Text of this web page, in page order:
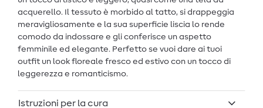
acquerello. Il tessuto è morbido al tatto, si drappeggia
meravigliosamente e la sua superficie liscia lo rende
comodo da indossare e gli conferisce un aspetto
femminile ed elegante. Perfetto se vuoi dare ai tuoi
outfit un look floreale fresco ed estivo con un tocco di
leggerezza e romanticismo.
Istruzioni per la cura